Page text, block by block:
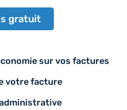
gratuit
sur vos factures
votre facture